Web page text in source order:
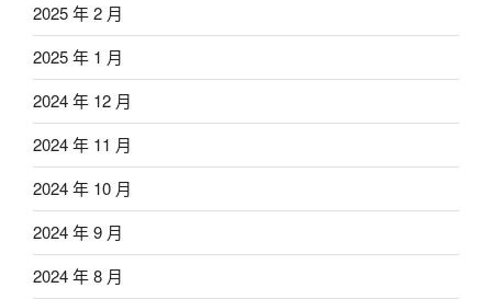
2025 年 2 月
2025 年 1 月
2024 年 12 月
2024 年 11 月
2024 年 10 月
2024 年 9 月
2024 年 8 月